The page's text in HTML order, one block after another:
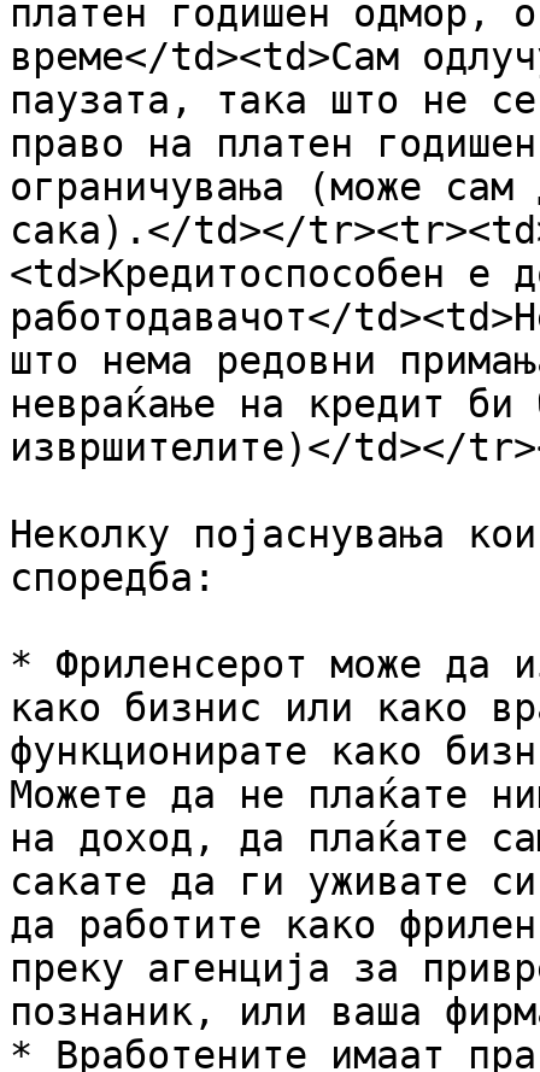
платен годишен одмор,
време</td><td>Сам
паузата, така што не
право на платен
ограничувања (може
сака).</td></
<td>Кредитоспособен е
работодавачот</
што нема редовни
невраќање на кредит
извршителите)</td></
Неколку појаснувања
споредба:
* Фриленсерот може да
како бизнис или како
функционирате како
Можете да не плаќате
на доход, да плаќате
сакате да ги уживате
да работите како
преку агенција за
познаник, или ваша
* Вработените имаат